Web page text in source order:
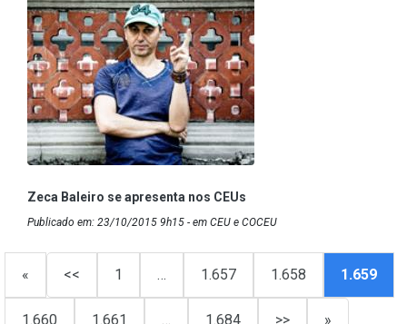
Zeca Baleiro se apresenta nos CEUs
Publicado em: 23/10/2015 9h15 - em CEU e COCEU
« << 1 … 1.657 1.658 1.659
1.660 1.661 … 1.684 >> »